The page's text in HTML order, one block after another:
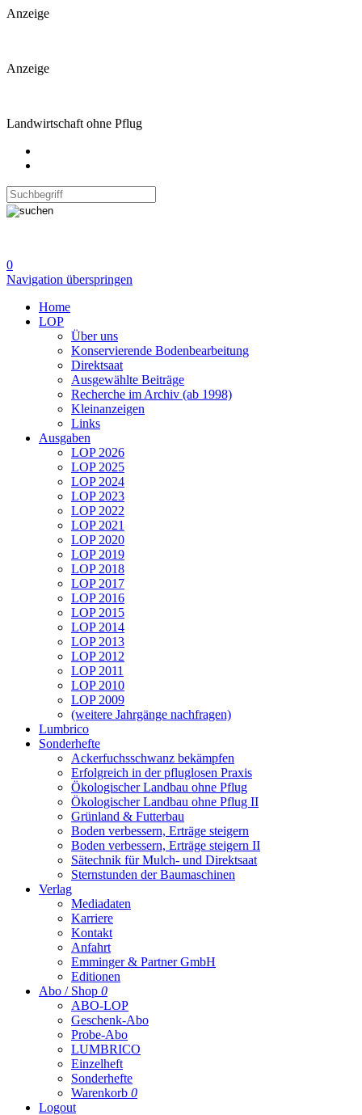
Anzeige
Anzeige
Landwirtschaft ohne Pflug
0
Navigation überspringen
Home
LOP
Über uns
Konservierende Bodenbearbeitung
Direktsaat
Ausgewählte Beiträge
Recherche im Archiv (ab 1998)
Kleinanzeigen
Links
Ausgaben
LOP 2026
LOP 2025
LOP 2024
LOP 2023
LOP 2022
LOP 2021
LOP 2020
LOP 2019
LOP 2018
LOP 2017
LOP 2016
LOP 2015
LOP 2014
LOP 2013
LOP 2012
LOP 2011
LOP 2010
LOP 2009
(weitere Jahrgänge nachfragen)
Lumbrico
Sonderhefte
Ackerfuchsschwanz bekämpfen
Erfolgreich in der pfluglosen Praxis
Ökologischer Landbau ohne Pflug
Ökologischer Landbau ohne Pflug II
Grünland & Futterbau
Boden verbessern, Erträge steigern
Boden verbessern, Erträge steigern II
Sätechnik für Mulch- und Direktsaat
Sternstunden der Baumaschinen
Verlag
Mediadaten
Karriere
Kontakt
Anfahrt
Emminger & Partner GmbH
Editionen
Abo / Shop 0
ABO-LOP
Geschenk-Abo
Probe-Abo
LUMBRICO
Einzelheft
Sonderhefte
Warenkorb 0
Logout